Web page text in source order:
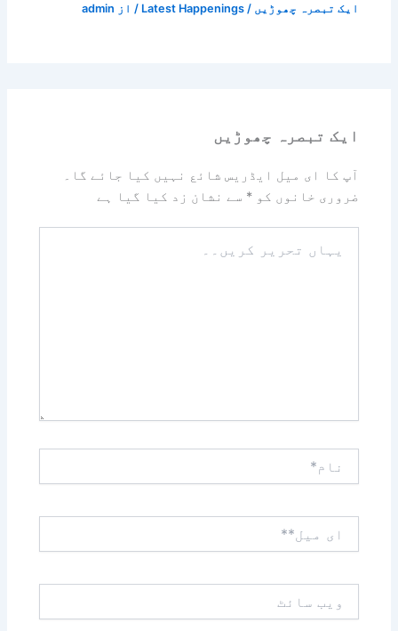
ایک تبصرہ چھوڑیں /
Latest Happenings / از admin
ایک تبصرہ چھوڑیں
آپ کا ای میل ایڈریس شائع نہیں کیا جائے گا۔
ضروری خانوں کو* سے نشان زد کیا گیا ہے
تحریر
میل**
سائٹ